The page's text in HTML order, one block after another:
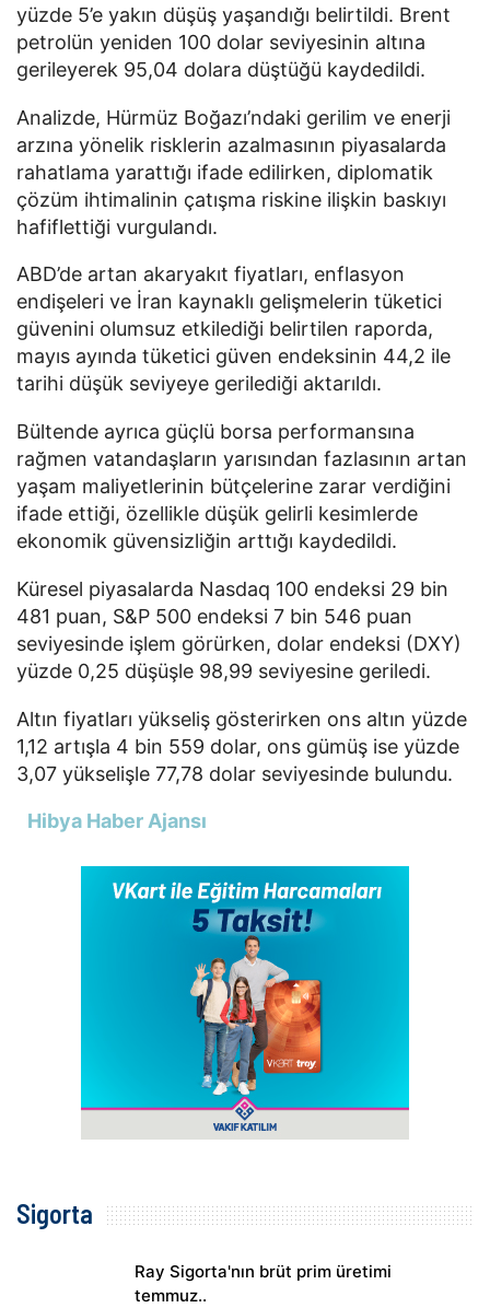
yüzde 5’e yakın düşüş yaşandığı belirtildi. Brent
petrolün yeniden 100 dolar seviyesinin altına
gerileyerek 95,04 dolara düştüğü kaydedildi.
Analizde, Hürmüz Boğazı’ndaki gerilim ve enerji
arzına yönelik risklerin azalmasının piyasalarda
rahatlama yarattığı ifade edilirken, diplomatik
çözüm ihtimalinin çatışma riskine ilişkin baskıyı
hafiflettiği vurgulandı.
ABD’de artan akaryakıt fiyatları, enflasyon
endişeleri ve İran kaynaklı gelişmelerin tüketici
güvenini olumsuz etkilediği belirtilen raporda,
mayıs ayında tüketici güven endeksinin 44,2 ile
tarihi düşük seviyeye gerilediği aktarıldı.
Bültende ayrıca güçlü borsa performansına
rağmen vatandaşların yarısından fazlasının artan
yaşam maliyetlerinin bütçelerine zarar verdiğini
ifade ettiği, özellikle düşük gelirli kesimlerde
ekonomik güvensizliğin arttığı kaydedildi.
Küresel piyasalarda Nasdaq 100 endeksi 29 bin
481 puan, S&P 500 endeksi 7 bin 546 puan
seviyesinde işlem görürken, dolar endeksi (DXY)
yüzde 0,25 düşüşle 98,99 seviyesine geriledi.
Altın fiyatları yükseliş gösterirken ons altın yüzde
1,12 artışla 4 bin 559 dolar, ons gümüş ise yüzde
3,07 yükselişle 77,78 dolar seviyesinde bulundu.
Hibya Haber Ajansı
Sigorta
Ray Sigorta'nın brüt prim üretimi
temmuz..